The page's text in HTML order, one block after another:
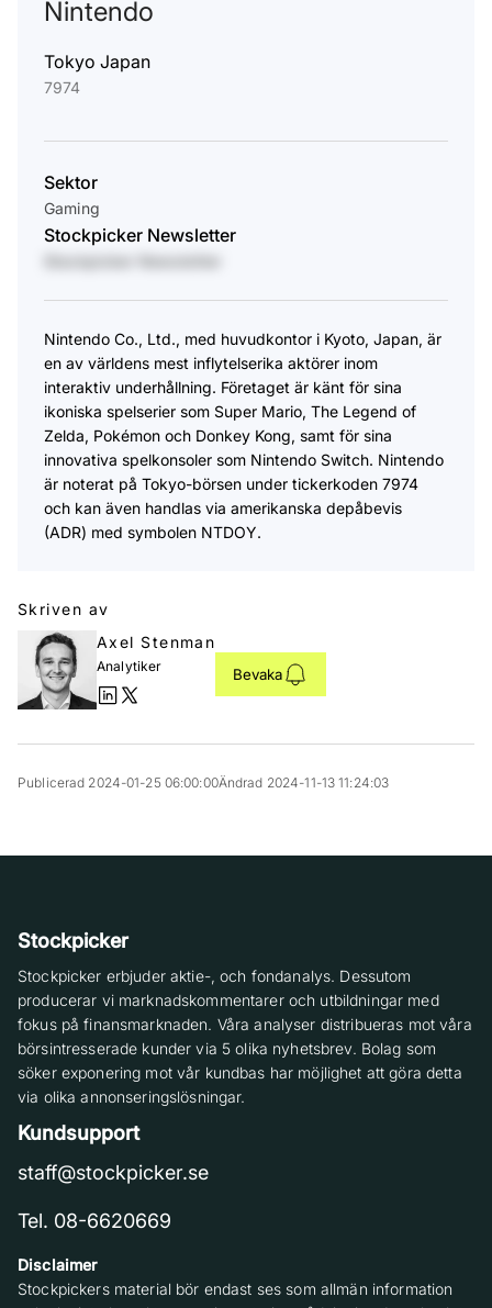
Nintendo
Tokyo Japan
7974
Sektor
Gaming
Stockpicker Newsletter
Nintendo Co., Ltd., med huvudkontor i Kyoto, Japan, är
en av världens mest inflytelserika aktörer inom
interaktiv underhållning. Företaget är känt för sina
ikoniska spelserier som Super Mario, The Legend of
Zelda, Pokémon och Donkey Kong, samt för sina
innovativa spelkonsoler som Nintendo Switch. Nintendo
är noterat på Tokyo-börsen under tickerkoden 7974
och kan även handlas via amerikanska depåbevis
(ADR) med symbolen NTDOY.
Skriven av
Axel Stenman
Analytiker Bevaka
Publicerad 2024-01-25 06:00:00Ändrad 2024-11-13 11:24:03
Stockpicker
Stockpicker erbjuder aktie-, och fondanalys. Dessutom
producerar vi marknadskommentarer och utbildningar med
fokus på finansmarknaden. Våra analyser distribueras mot våra
börsintresserade kunder via 5 olika nyhetsbrev. Bolag som
söker exponering mot vår kundbas har möjlighet att göra detta
via olika annonseringslösningar.
Kundsupport
staff@stockpicker.se
Tel. 08-6620669
Disclaimer
Stockpickers material bör endast ses som allmän information